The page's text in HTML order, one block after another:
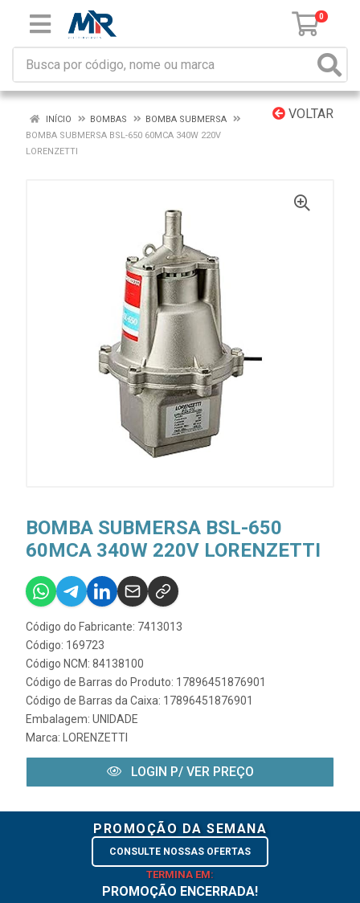
0
VOLTAR
INÍCIO BOMBAS
BOMBA SUBMERSA
BOMBA SUBMERSA BSL-650 60MCA 340W 220V
LORENZETTI
BOMBA SUBMERSA BSL-650
60MCA 340W 220V LORENZETTI
Código do Fabricante: 7413013
Código: 169723
Código NCM: 84138100
Código de Barras do Produto: 17896451876901
Código de Barras da Caixa: 17896451876901
Embalagem: UNIDADE
Marca:
LORENZETTI
LOGIN P/ VER PREÇO
PROMOÇÃO DA SEMANA
CONSULTE NOSSAS OFERTAS
TERMINA EM:
PROMOÇÃO ENCERRADA!